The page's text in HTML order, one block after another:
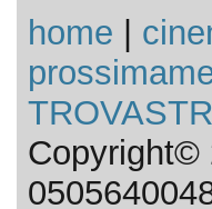
home
Copyright©